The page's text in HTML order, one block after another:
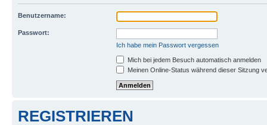
Benutzername:
Passwort:
Ich habe mein Passwort vergessen
Mich bei jedem Besuch automatisch anmelden
Meinen Online-Status während dieser Sitzung
REGISTRIEREN